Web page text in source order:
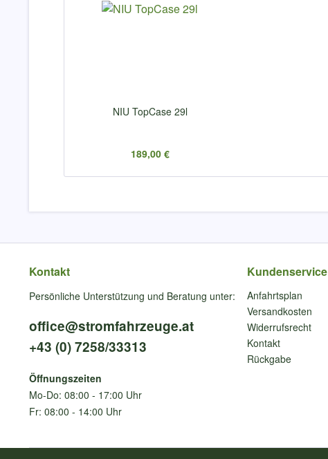
NIU TopCase 29l
189,00 €
Kontakt
Persönliche Unterstützung und Beratung unter:
office@stromfahrzeuge.at
+43 (0) 7258/33313
Öffnungszeiten
Mo-Do: 08:00 - 17:00 Uhr
Fr: 08:00 - 14:00 Uhr
Kundenservice
Anfahrtsplan
Versandkosten
Widerrufsrecht
Kontakt
Rückgabe